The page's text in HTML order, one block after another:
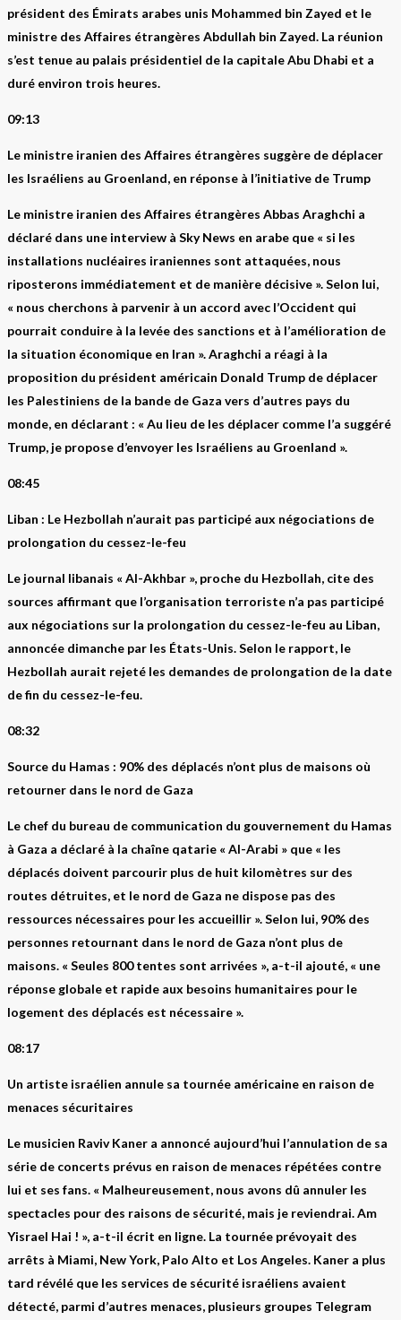
président des Émirats arabes unis Mohammed bin Zayed et le
ministre des Affaires étrangères Abdullah bin Zayed. La réunion
s’est tenue au palais présidentiel de la capitale Abu Dhabi et a
duré environ trois heures.
09:13
Le ministre iranien des Affaires étrangères suggère de déplacer
les Israéliens au Groenland, en réponse à l’initiative de Trump
Le ministre iranien des Affaires étrangères Abbas Araghchi a
déclaré dans une interview à Sky News en arabe que « si les
installations nucléaires iraniennes sont attaquées, nous
riposterons immédiatement et de manière décisive ». Selon lui,
« nous cherchons à parvenir à un accord avec l’Occident qui
pourrait conduire à la levée des sanctions et à l’amélioration de
la situation économique en Iran ». Araghchi a réagi à la
proposition du président américain Donald Trump de déplacer
les Palestiniens de la bande de Gaza vers d’autres pays du
monde, en déclarant : « Au lieu de les déplacer comme l’a suggéré
Trump, je propose d’envoyer les Israéliens au Groenland ».
08:45
Liban : Le Hezbollah n’aurait pas participé aux négociations de
prolongation du cessez-le-feu
Le journal libanais « Al-Akhbar », proche du Hezbollah, cite des
sources affirmant que l’organisation terroriste n’a pas participé
aux négociations sur la prolongation du cessez-le-feu au Liban,
annoncée dimanche par les États-Unis. Selon le rapport, le
Hezbollah aurait rejeté les demandes de prolongation de la date
de fin du cessez-le-feu.
08:32
Source du Hamas : 90% des déplacés n’ont plus de maisons où
retourner dans le nord de Gaza
Le chef du bureau de communication du gouvernement du Hamas
à Gaza a déclaré à la chaîne qatarie « Al-Arabi » que « les
déplacés doivent parcourir plus de huit kilomètres sur des
routes détruites, et le nord de Gaza ne dispose pas des
ressources nécessaires pour les accueillir ». Selon lui, 90% des
personnes retournant dans le nord de Gaza n’ont plus de
maisons. « Seules 800 tentes sont arrivées », a-t-il ajouté, « une
réponse globale et rapide aux besoins humanitaires pour le
logement des déplacés est nécessaire ».
08:17
Un artiste israélien annule sa tournée américaine en raison de
menaces sécuritaires
Le musicien Raviv Kaner a annoncé aujourd’hui l’annulation de sa
série de concerts prévus en raison de menaces répétées contre
lui et ses fans. « Malheureusement, nous avons dû annuler les
spectacles pour des raisons de sécurité, mais je reviendrai. Am
Yisrael Hai ! », a-t-il écrit en ligne. La tournée prévoyait des
arrêts à Miami, New York, Palo Alto et Los Angeles. Kaner a plus
tard révélé que les services de sécurité israéliens avaient
détecté, parmi d’autres menaces, plusieurs groupes Telegram